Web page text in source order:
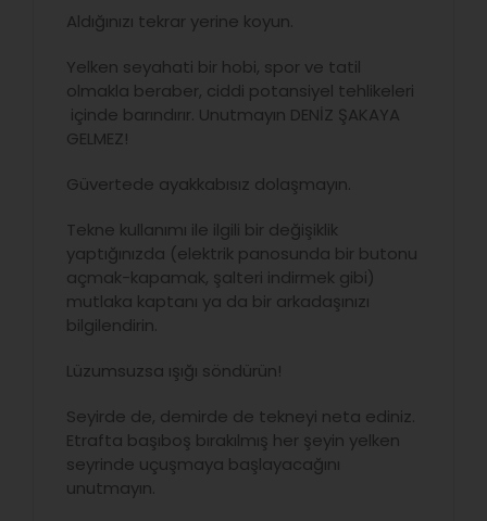
Aldığınızı tekrar yerine koyun.
Yelken seyahati bir hobi, spor ve tatil
olmakla beraber, ciddi potansiyel tehlikeleri
içinde barındırır. Unutmayın DENİZ ŞAKAYA
GELMEZ!
Güvertede ayakkabısız dolaşmayın.
Tekne kullanımı ile ilgili bir değişiklik
yaptığınızda (elektrik panosunda bir butonu
açmak-kapamak, şalteri indirmek gibi)
mutlaka kaptanı ya da bir arkadaşınızı
bilgilendirin.
Lüzumsuzsa ışığı söndürün!
Seyirde de, demirde de tekneyi neta ediniz.
Etrafta başıboş bırakılmış her şeyin yelken
seyrinde uçuşmaya başlayacağını
unutmayın.